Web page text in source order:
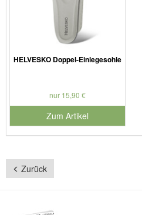
HELVESKO Doppel-Einlegesohle
nur 15,90 €
Zum Artikel
Zurück